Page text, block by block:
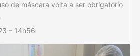
de máscara volta a ser obrigatório
– 14h56